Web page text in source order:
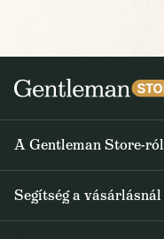
A Gentleman Store-ról
Rólunk
Segítség a vásárlásnál